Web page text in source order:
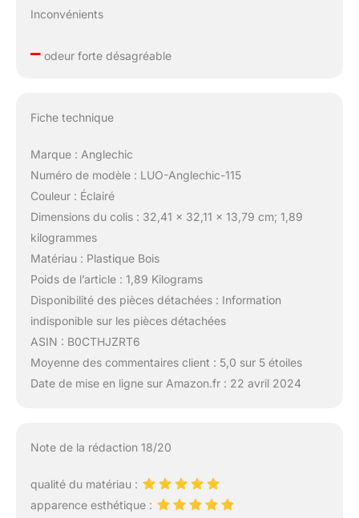
Inconvénients
–odeur forte désagréable
Fiche technique
Marque : Anglechic
Numéro de modèle : LUO-Anglechic-115
Couleur : Éclairé
Dimensions du colis : 32,41 x 32,11 x 13,79 cm; 1,89
kilogrammes
Matériau : Plastique Bois
Poids de l’article : 1,89 Kilograms
Disponibilité des pièces détachées : Information
indisponible sur les pièces détachées
ASIN : B0CTHJZRT6
Moyenne des commentaires client : 5,0 sur 5 étoiles
Date de mise en ligne sur Amazon.fr : 22 avril 2024
Note de la rédaction 18/20
qualité du matériau :
apparence esthétique :